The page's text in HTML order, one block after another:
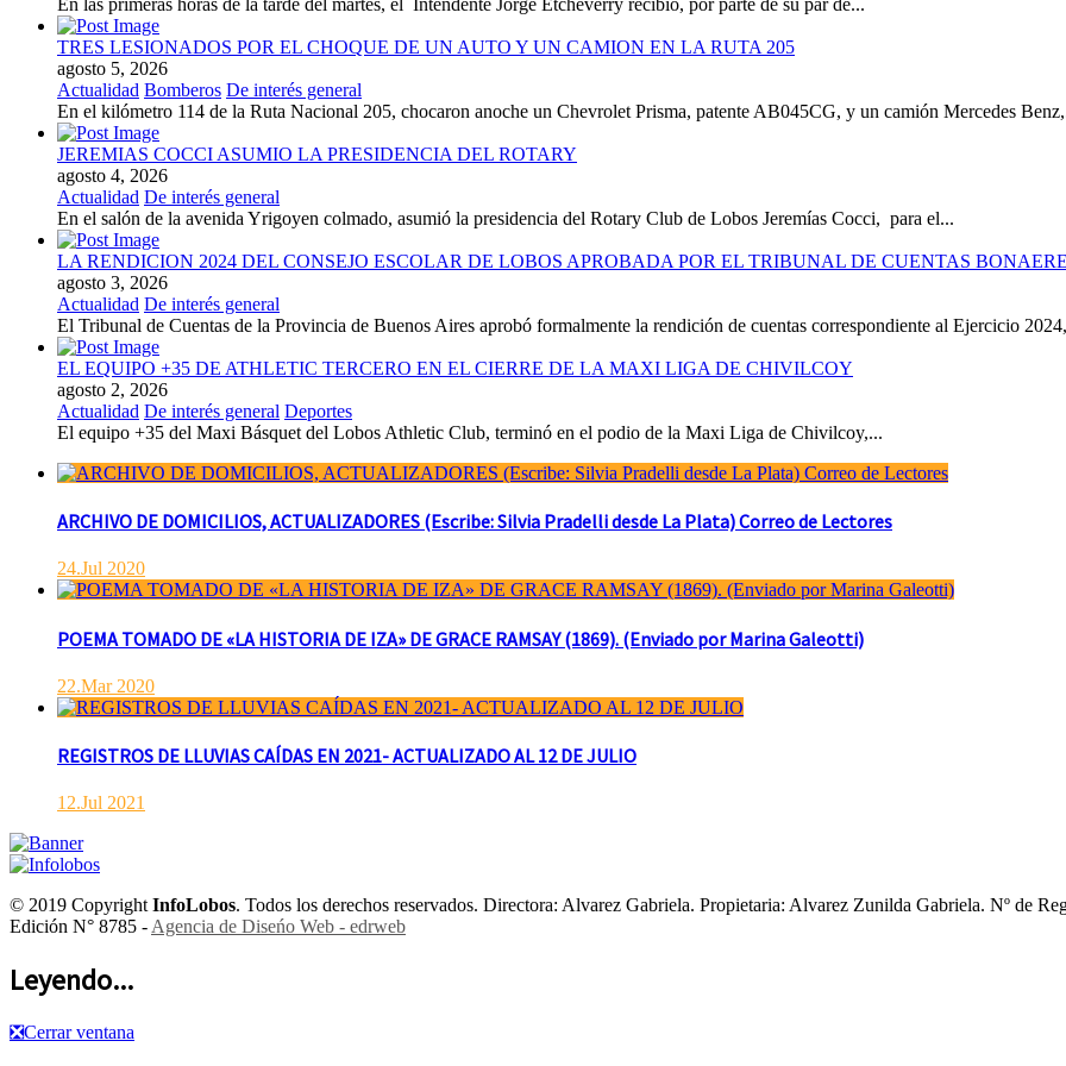
TRES LESIONADOS POR EL CHOQUE DE UN AUTO Y UN CAMION EN LA RUTA 205
agosto 5, 2026
Actualidad Bomberos De interés general
En el kilómetro 114 de la Ruta Nacional 205, chocaron anoche un Chevrolet Prisma, patente AB045CG, y un camión Mercedes
JEREMIAS COCCI ASUMIO LA PRESIDENCIA DEL ROTARY
agosto 4, 2026
Actualidad De interés general
En el salón de la avenida Yrigoyen colmado, asumió la presidencia del Rotary Club de Lobos Jeremías Cocci, para el...
LA RENDICION 2024 DEL CONSEJO ESCOLAR DE LOBOS APROBADA POR EL TRIBUNAL DE CUENTAS
agosto 3, 2026
Actualidad De interés general
El Tribunal de Cuentas de la Provincia de Buenos Aires aprobó formalmente la rendición de cuentas correspondiente al Ejercicio
EL EQUIPO +35 DE ATHLETIC TERCERO EN EL CIERRE DE LA MAXI LIGA DE CHIVILCOY
agosto 2, 2026
Actualidad De interés general Deportes
El equipo +35 del Maxi Básquet del Lobos Athletic Club, terminó en el podio de la Maxi Liga de Chivilcoy,...
ARCHIVO DE DOMICILIOS, ACTUALIZADORES (Escribe: Silvia Pradelli desde La Plata) Correo de Lectores
24.Jul 2020
POEMA TOMADO DE «LA HISTORIA DE IZA» DE GRACE RAMSAY (1869). (Enviado por Marina Galeotti)
22.Mar 2020
REGISTROS DE LLUVIAS CAÍDAS EN 2021- ACTUALIZADO AL 12 DE JULIO
12.Jul 2021
© 2019 CopyrightInfoLobos. Todos los derechos reservados. Directora: Alvarez Gabriela. Propietaria: Alvarez Zunilda Gabriela. Nº de
Edición N° 8785 -Agencia de Diseńo Web - edrweb
Leyendo...
❎Cerrar ventana